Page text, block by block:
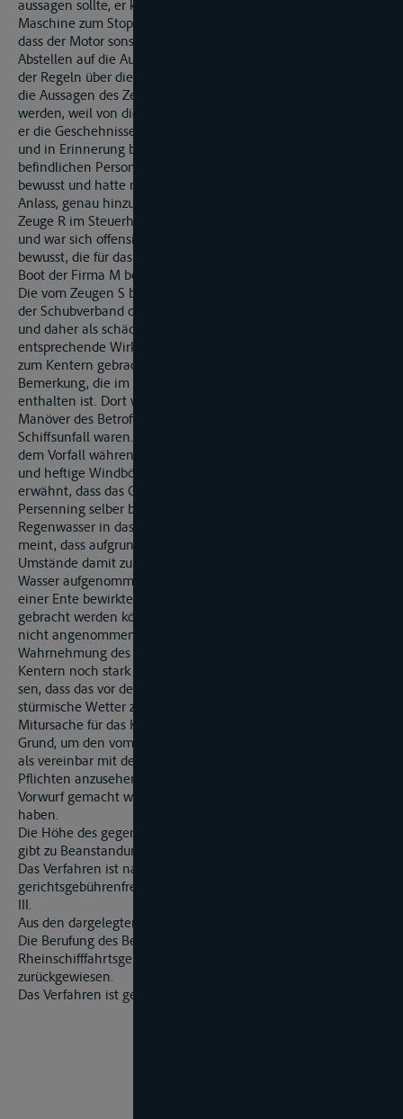
aussagen sollte, er könne sich nicht daran erinnern, dass die
Maschine zum Stoppen des Schiffes benützt worden sei oder
dass der Motor sonstwie „hochgefahren“ worden sei, kann das
Abstellen auf die Aussage des Zeugen S nicht als Missachtung
der Regeln über die Beweiswürdigung betrachtet werden. Auf
die Aussagen des Zeugen S darf entscheidend abgestellt
werden, weil von diesem Zeugen erwartet werden kann, dass
er die Geschehnisse genauer und zuverlässiger beobachtet
und in Erinnerung behalten hat als die auf dem Fahrzeug
befindlichen Personen. Er war sich der Gefahren für das Boot
bewusst und hatte nach seinen vergeblichen Warnrufen allen
Anlass, genau hinzuschauen. Demgegenüber befand sich der
Zeuge R im Steuerhaus, wusste nichts von den Warnungen
und war sich offensichtlich auch der speziellen Gefahr nicht
bewusst, die für das an einem ungünstigen Ort festgemachte
Boot der Firma M bestanden.
Die vom Zeugen S bestätigten Wellen von 50 cm Höhe, die
der Schubverband des Betroffenen bewirkte, waren zu hoch
und daher als schädlich anzusehen. Sie haben auch eine
entsprechende Wirkung gehabt und das Boot der Firma M
zum Kentern gebracht. Der Betroffene verweist auf eine
Bemerkung, die im Schlussvermerk der Wasserpolizei
enthalten ist. Dort wird die Frage aufgeworfen, ob die
Manöver des Betroffenen die alleinige Ursache für den
Schiffsunfall waren. Es wird darauf hingewiesen, dass es vor
dem Vorfall während eines längeren Zeitraums stark regnete
und heftige Windböen vorherrschten. Es wird die Möglichkeit
erwähnt, dass das Gestell der Persenning verrutscht oder die
Persenning selber beschädigt worden sein könnte, wodurch
Regenwasser in das Boot eindringen konnte. Der Betroffene
meint, dass aufgrund der im Schlussvermerk erwähnten
Umstände damit zu rechnen sei, dass das Boot derart viel
Wasser aufgenommen habe, dass es bereits durch den von
einer Ente bewirkten Wellenschlag hätte zum Kentern
gebracht werden können. Dies kann allerdings schon deshalb
nicht angenommen werden, weil sich nach der
Wahrnehmung des Zeugen Schreiber das Boot vor dem
Kentern noch stark bewegte. Es ist zwar nicht auszuschlies-
sen, dass das vor dem Bootsuntergang herrschende
stürmische Wetter zu Wassereintritt und damit zu einer
Mitursache für das Kentern führten. Das ist indessen kein
Grund, um den vom Zeugen festgestellten Wellenschlag noch
als vereinbar mit den aus § 15 Hafen VO resultierenden
Pflichten anzusehen. Dem Betroffenen ist daher zu Recht der
Vorwurf gemacht worden, sich ordnungswidrig verhalten zu
haben.
Die Höhe des gegen den Betroffenen erkannten Bussgeldes
gibt zu Beanstandungen keinen Anlass.
Das Verfahren ist nach Art. 39 der Mannheimer Akte
gerichtsgebührenfrei.
III.
Aus den dargelegten Gründen wird für Recht erkannt:
Die Berufung des Betroffenen gegen das Urteil des
Rheinschifffahrtsgerichts Mannheim vom 24. 01. 2003 wird
zurückgewiesen.
Das Verfahren ist gerichtsgebührenfrei.